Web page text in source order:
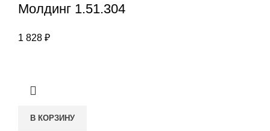
Молдинг 1.51.304
1 828 ₽
В КОРЗИНУ